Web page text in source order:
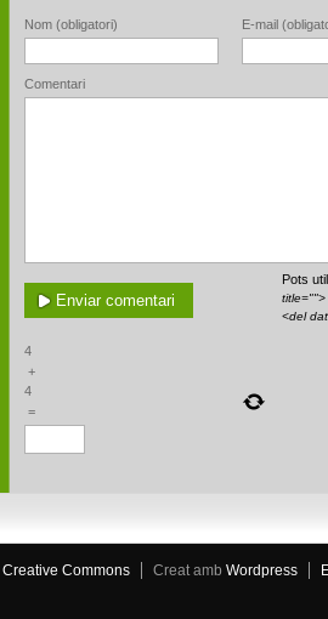
Nom (obligatori) E-mail
Comentari
Pots
<del
4
+
4
=
Creative Commons Creat amb Wordpress